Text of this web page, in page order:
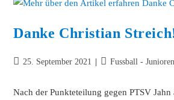
Danke Christian
25. September 2021 Fussball - Junioren
Nach der Punkteteilung gegen PTSV